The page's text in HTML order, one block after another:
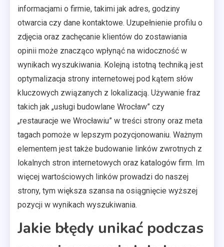
informacjami o firmie, takimi jak adres, godziny
otwarcia czy dane kontaktowe. Uzupełnienie profilu o
zdjęcia oraz zachęcanie klientów do zostawiania
opinii może znacząco wpłynąć na widoczność w
wynikach wyszukiwania. Kolejną istotną techniką jest
optymalizacja strony internetowej pod kątem słów
kluczowych związanych z lokalizacją. Używanie fraz
takich jak „usługi budowlane Wrocław” czy
„restauracje we Wrocławiu” w treści strony oraz meta
tagach pomoże w lepszym pozycjonowaniu. Ważnym
elementem jest także budowanie linków zwrotnych z
lokalnych stron internetowych oraz katalogów firm. Im
więcej wartościowych linków prowadzi do naszej
strony, tym większa szansa na osiągnięcie wyższej
pozycji w wynikach wyszukiwania.
Jakie błędy unikać podczas